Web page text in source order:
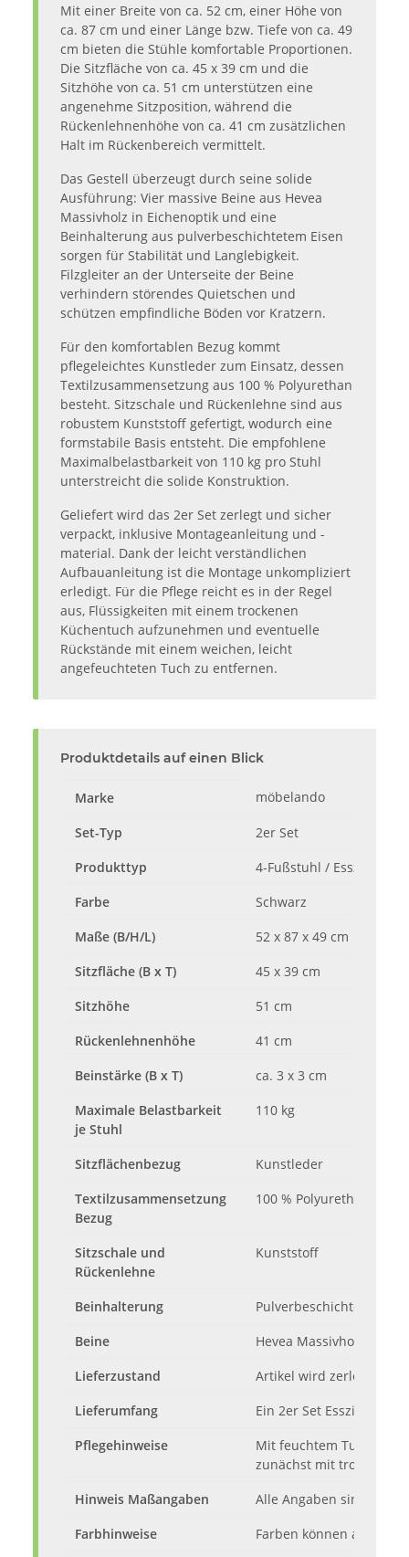
Mit einer Breite von ca. 52 cm, einer Höhe von
ca. 87 cm und einer Länge bzw. Tiefe von ca. 49
cm bieten die Stühle komfortable Proportionen.
Die Sitzfläche von ca. 45 x 39 cm und die
Sitzhöhe von ca. 51 cm unterstützen eine
angenehme Sitzposition, während die
Rückenlehnenhöhe von ca. 41 cm zusätzlichen
Halt im Rückenbereich vermittelt.
Das Gestell überzeugt durch seine solide
Ausführung: Vier massive Beine aus Hevea
Massivholz in Eichenoptik und eine
Beinhalterung aus pulverbeschichtetem Eisen
sorgen für Stabilität und Langlebigkeit.
Filzgleiter an der Unterseite der Beine
verhindern störendes Quietschen und
schützen empfindliche Böden vor Kratzern.
Für den komfortablen Bezug kommt
pflegeleichtes Kunstleder zum Einsatz, dessen
Textilzusammensetzung aus 100 % Polyurethan
besteht. Sitzschale und Rückenlehne sind aus
robustem Kunststoff gefertigt, wodurch eine
formstabile Basis entsteht. Die empfohlene
Maximalbelastbarkeit von 110 kg pro Stuhl
unterstreicht die solide Konstruktion.
Geliefert wird das 2er Set zerlegt und sicher
verpackt, inklusive Montageanleitung und -
material. Dank der leicht verständlichen
Aufbauanleitung ist die Montage unkompliziert
erledigt. Für die Pflege reicht es in der Regel
aus, Flüssigkeiten mit einem trockenen
Küchentuch aufzunehmen und eventuelle
Rückstände mit einem weichen, leicht
angefeuchteten Tuch zu entfernen.
Produktdetails auf einen Blick
Marke möbelando
Set-Typ
2er Set
Produkttyp
4-Fußstuhl /
Farbe
Schwarz
Maße (B/H/L)
52 x 87 x 49 cm
Sitzfläche (B x T)
45 x 39 cm
Sitzhöhe
51 cm
Rückenlehnenhöhe
41 cm
Beinstärke (B x T)
ca. 3 x 3 cm
Maximale Belastbarkeit
je Stuhl
110 kg
Sitzflächenbezug
Kunstleder
Textilzusammensetzung
Bezug
100 % Polyurethan
Sitzschale und
Rückenlehne
Kunststoff
Beinhalterung
Pulverbeschichtetes
Beine
Hevea Massivholz in
Lieferzustand
Artikel wird zerlegt mit
Lieferumfang
Ein 2er Set
Pflegehinweise
Mit feuchtem Tuch
zunächst mit
Hinweis Maßangaben
Alle Angaben sind ca.-
Farbhinweise
Farben können auf